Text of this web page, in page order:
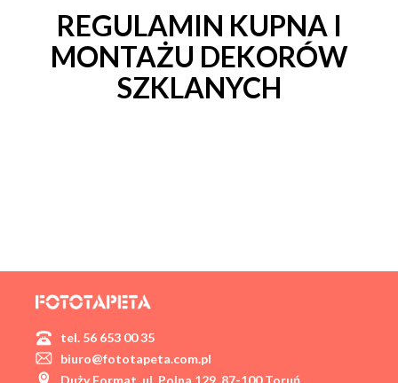
REGULAMIN KUPNA I
MONTAŻU DEKORÓW
SZKLANYCH
tel. 56 653 00 35
biuro@fototapeta.com.pl